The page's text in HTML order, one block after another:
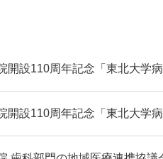
開設110周年記念「東北大学
開設110周年記念「東北大学